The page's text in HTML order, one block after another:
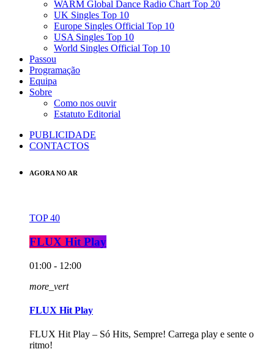
WARM Global Dance Radio Chart Top 20
UK Singles Top 10
Europe Singles Official Top 10
USA Singles Top 10
World Singles Official Top 10
Passou
Programação
Equipa
Sobre
Como nos ouvir
Estatuto Editorial
PUBLICIDADE
CONTACTOS
AGORA NO AR
TOP 40
FLUX Hit Play
01:00 - 12:00
more_vert
FLUX Hit Play
FLUX Hit Play – Só Hits, Sempre! Carrega play e sente o
ritmo!